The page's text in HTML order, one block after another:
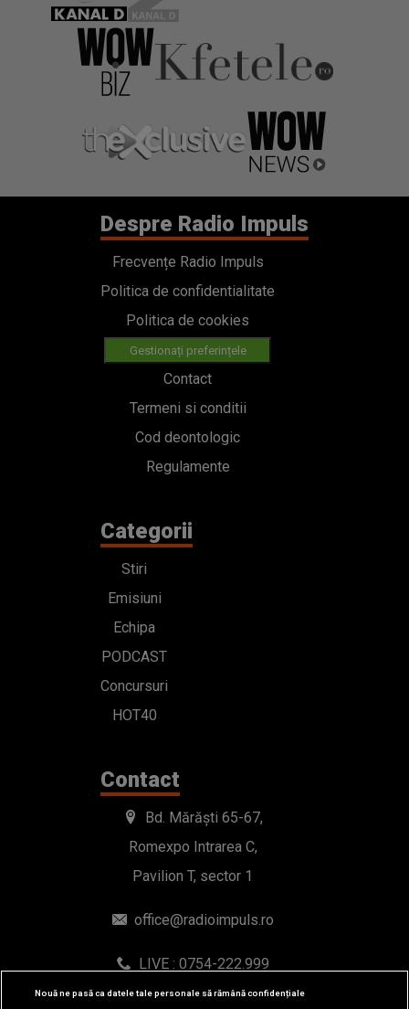
Despre Radio Impuls
Frecvențe Radio Impuls
Politica de confidentialitate
Politica de cookies
Gestionați preferințele
Contact
Termeni si conditii
Cod deontologic
Regulamente
Categorii
Stiri
Emisiuni
Echipa
PODCAST
Concursuri
HOT40
Contact
Bd. Mărăști 65-67,
Romexpo Intrarea C,
Pavilion T, sector 1
office@radioimpuls.ro
LIVE : 0754-222.999
WhatsApp: 0754-222.999
Nouă ne pasă ca datele tale personale să rămână confidențiale